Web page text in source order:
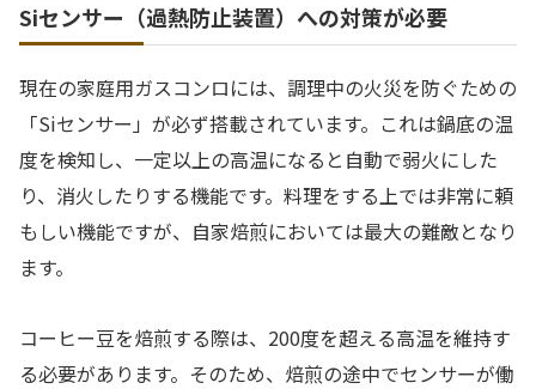
Siセンサー（過熱防止装置）への対策が必要
現在の家庭用ガスコンロには、調理中の火災を防ぐための
「Siセンサー」が必ず搭載されています。これは鍋底の温
度を検知し、一定以上の高温になると自動で弱火にした
り、消火したりする機能です。料理をする上では非常に頼
もしい機能ですが、自家焙煎においては最大の難敵となり
ます。
コーヒー豆を焙煎する際は、200度を超える高温を維持す
る必要があります。そのため、焙煎の途中でセンサーが働